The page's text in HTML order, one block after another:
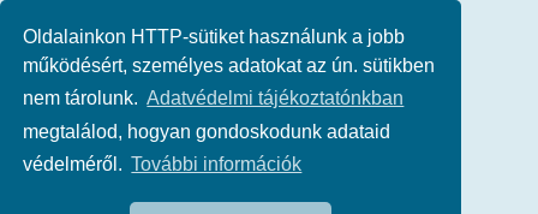
Oldalainkon HTTP-sütiket használunk a jobb
működésért, személyes adatokat az ún. sütikben
nem tárolunk. Adatvédelmi tájékoztatónkban
megtalálod, hogyan gondoskodunk adataid
védelméről. További információk